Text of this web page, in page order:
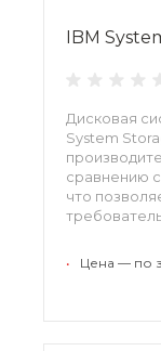
IBM
Дисковая
System
сравнению
что
делают
• Цена — по